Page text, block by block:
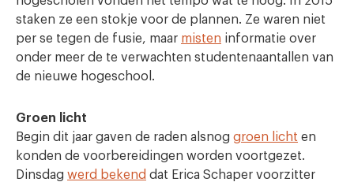
staken ze een stokje voor de plannen. Ze waren niet
per se tegen de fusie, maar misten informatie over
onder meer de te verwachten studentenaantallen van
de nieuwe hogeschool.
Groen licht
Begin dit jaar gaven de raden alsnog groen licht en
konden de voorbereidingen worden voortgezet.
Dinsdag werd bekend dat Erica Schaper voorzitter